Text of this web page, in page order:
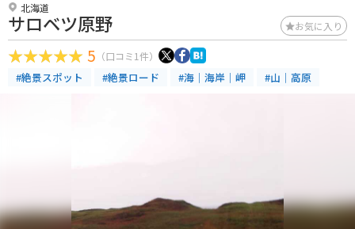
北海道
サロベツ原野 お気に入り
5 （口コミ1件）
#絶景スポット #絶景ロード #海｜海岸｜岬 #山｜高原